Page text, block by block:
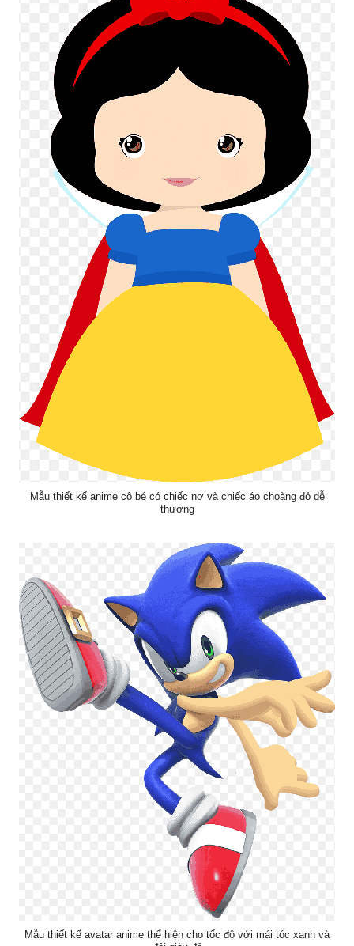
Mẫu thiết kế anime cô bé có chiếc nơ và chiếc áo choàng đỏ dễ
thương
Mẫu thiết kế avatar anime thể hiện cho tốc độ với mái tóc xanh và
đôi giày đỏ